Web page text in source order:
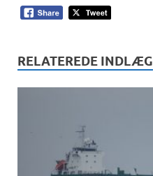
RELATEREDE INDLÆG